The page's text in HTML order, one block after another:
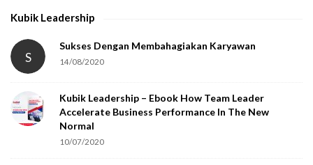
Kubik Leadership
S
Sukses Dengan Membahagiakan Karyawan
14/08/2020
Kubik Leadership – Ebook How Team Leader
Accelerate Business Performance In The New
Normal
10/07/2020